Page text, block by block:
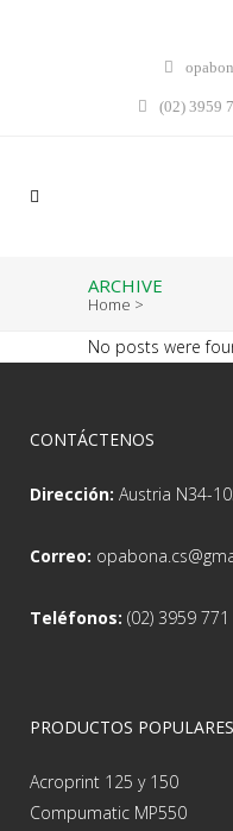
(02) 3959
ARCHIVE
Home >
No posts were
CONTÁCTENOS
Dirección: Austria N34-
Correo:
Teléfonos: (02) 3959
PRODUCTOS POPULARES
Acroprint 125 y 150
Compumatic MP550